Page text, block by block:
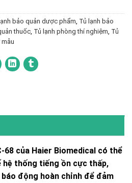
bảo quản dược phẩm Tủ lạnh bảo
thuốc Tủ lạnh phòng thí nghiệm Tủ
68 của Haier Biomedical có thể
thống tiếng ồn cực thấp,
động hoàn chỉnh để đảm